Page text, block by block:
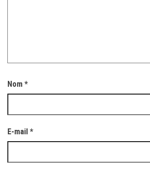
Nom *
E-mail *